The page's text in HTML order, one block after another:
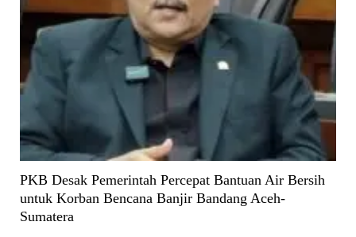
PKB Desak Pemerintah Percepat Bantuan Air Bersih
untuk Korban Bencana Banjir Bandang Aceh-
Sumatera